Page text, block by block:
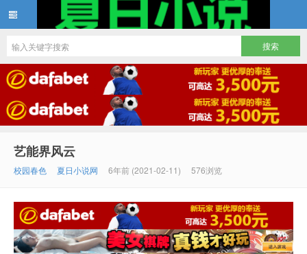
夏日小说
艺能界风云
校园春色 夏日小说网 6年前 (2021-02-11) 576浏览